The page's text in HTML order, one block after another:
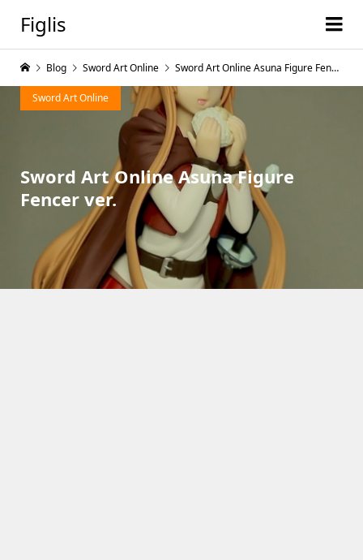
Figlis
Sword Art Online Asuna Figure
Fencer ver.
Sword Art Online
Blog Sword Art Online Sword Art Online Asuna Figure Fencer ver.